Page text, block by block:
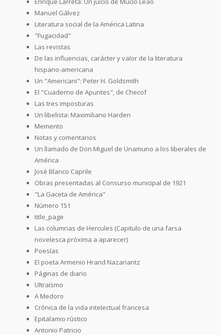
Manuel Gálvez
Literatura social de la América Latina
"Fugacidad"
Las revistas
De las influencias, carácter y valor de la literatura
hispano-americana
Un "Americani": Peter H. Goldsmith
El "Cuaderno de Apuntes", de Checof
Las tres imposturas
Un libelista: Maximiliano Harden
Memento
Notas y comentarios
Un llamado de Don Miguel de Unamuno a los liberales de
América
José Blanco Caprile
Obras presentadas al Consurso municipal de 1921
"La Gaceta de América"
Número 151
title_page
Las columnas de Hercules (Capitulo de una farsa
novelesca próxima a aparecer)
Poesías
El poeta Armenio Hrand Nazariantz
Páginas de diario
Ultraísmo
A Medoro
Crónica de la vida intelectual francesa
Epitalamio rústico
Antonio Patricio